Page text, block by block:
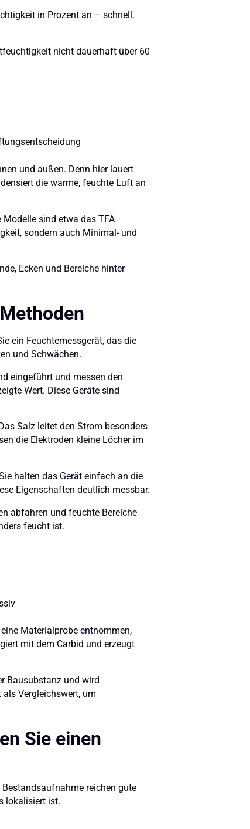
in Prozent an – schnell,
nicht dauerhaft über 60
und außen. Denn hier lauert
die warme, feuchte Luft an
sind etwa das TFA
sondern auch Minimal- und
Ecken und Bereiche hinter
ein Feuchtemessgerät, das die
und Schwächen.
eingeführt und messen den
Wert. Diese Geräte sind
Salz leitet den Strom besonders
die Elektroden kleine Löcher im
halten das Gerät einfach an die
Eigenschaften deutlich messbar.
abfahren und feuchte Bereiche
feucht ist.
Materialprobe entnommen,
mit dem Carbid und erzeugt
Bausubstanz und wird
Vergleichswert, um
Sie einen
reichen gute
lokalisiert ist.